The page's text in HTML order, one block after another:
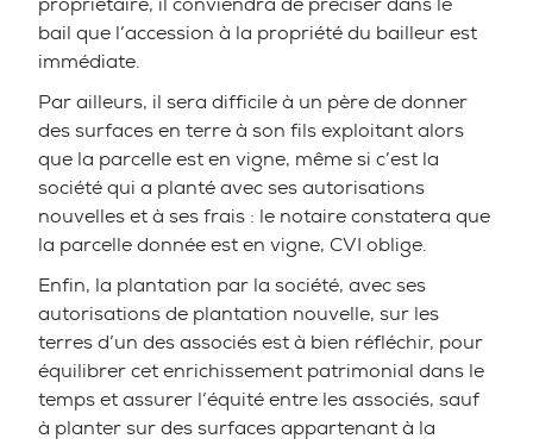
bail que l’accession à la propriété du bailleur est
immédiate.
Par ailleurs, il sera difficile à un père de donner
des surfaces en terre à son fils exploitant alors
que la parcelle est en vigne, même si c’est la
société qui a planté avec ses autorisations
nouvelles et à ses frais : le notaire constatera que
la parcelle donnée est en vigne, CVI oblige.
Enfin, la plantation par la société, avec ses
autorisations de plantation nouvelle, sur les
terres d’un des associés est à bien réfléchir, pour
équilibrer cet enrichissement patrimonial dans le
temps et assurer l’équité entre les associés, sauf
à planter sur des surfaces appartenant à la